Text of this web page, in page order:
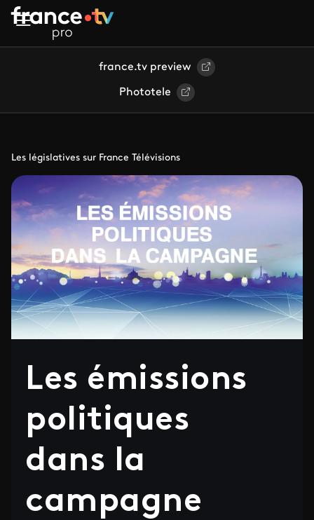
Aller au contenu principal
france.tv preview
Phototele
Les législatives sur France Télévisions
Les émissions
politiques
dans la
campagne